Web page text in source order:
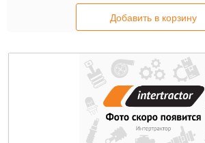
Добавить в корзину